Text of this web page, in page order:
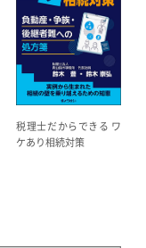
税理士だからできる ワ
ケあり相続対策